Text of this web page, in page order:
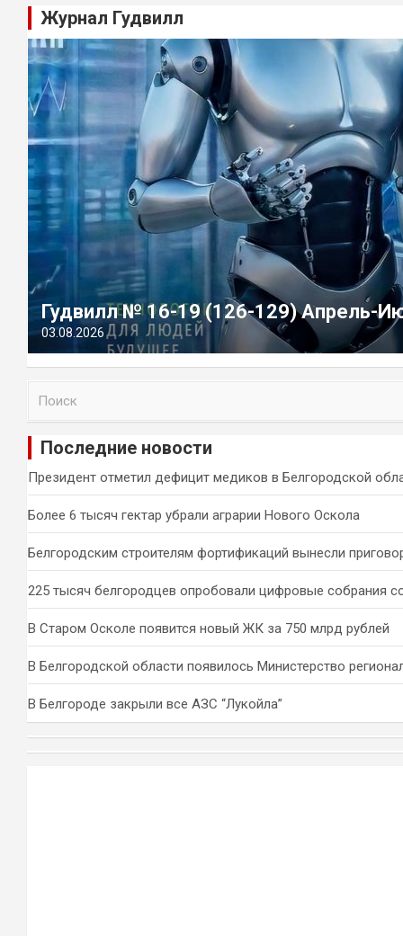
Журнал Гудвилл
Гудвилл № 16-19 (126-129) Апрель-
03.08.2026
и
Последние новости
Президент отметил дефицит медиков в Белгородской
Более 6 тысяч гектар убрали аграрии Нового Оскола
Белгородским строителям фортификаций вынесли
225 тысяч белгородцев опробовали цифровые собрания
В Старом Осколе появится новый ЖК за 750 млрд рублей
В Белгородской области появилось Министерство
В Белгороде закрыли все АЗС “Лукойла”